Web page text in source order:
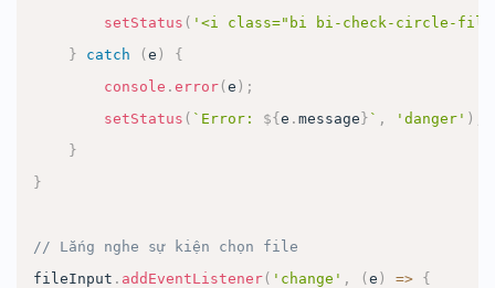
setStatus ( '<i class="bi bi-check-circle-fill
}
catch ( e )
{
console . error( e ) ;
setStatus ( ` Error: ${ e . message } ` , 'danger' )
}
}
// Lắng nghe sự kiện chọn file
fileInput . addEventListener( 'change' , ( e ) =>
{